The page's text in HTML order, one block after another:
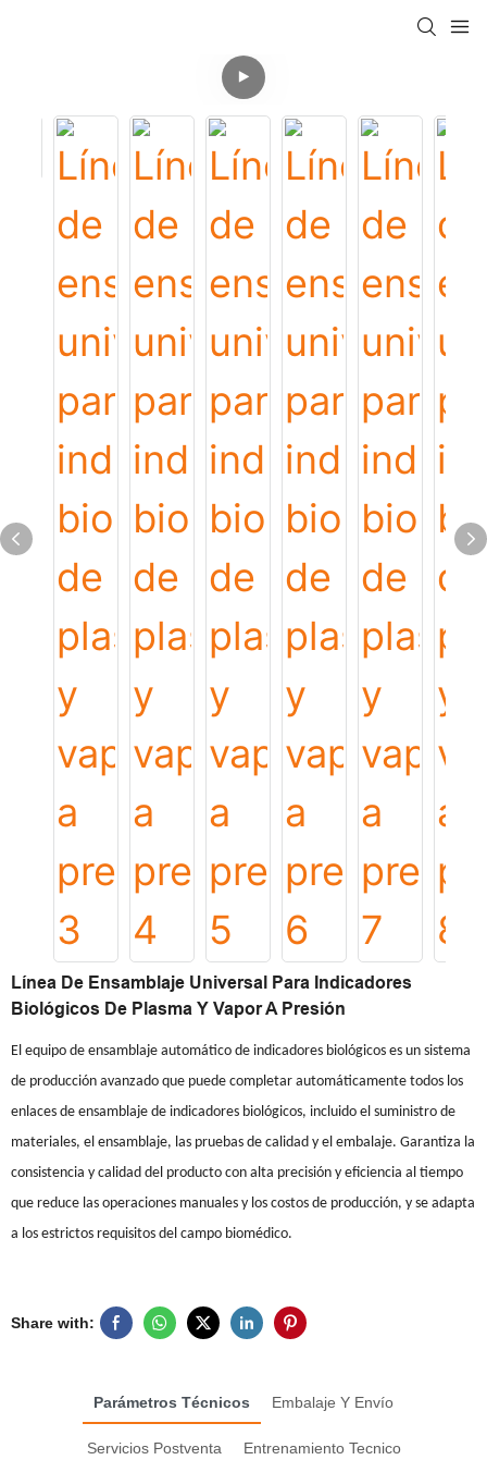
Línea De Ensamblaje Universal Para Indicadores
Biológicos De Plasma Y Vapor A Presión
El equipo de ensamblaje automático de indicadores biológicos es un sistema
de producción avanzado que puede completar automáticamente todos los
enlaces de ensamblaje de indicadores biológicos, incluido el suministro de
materiales, el ensamblaje, las pruebas de calidad y el embalaje. Garantiza la
consistencia y calidad del producto con alta precisión y eficiencia al tiempo
que reduce las operaciones manuales y los costos de producción, y se adapta
a los estrictos requisitos del campo biomédico.
Share with:
Parámetros Técnicos Embalaje Y Envío
Servicios Postventa Entrenamiento Tecnico